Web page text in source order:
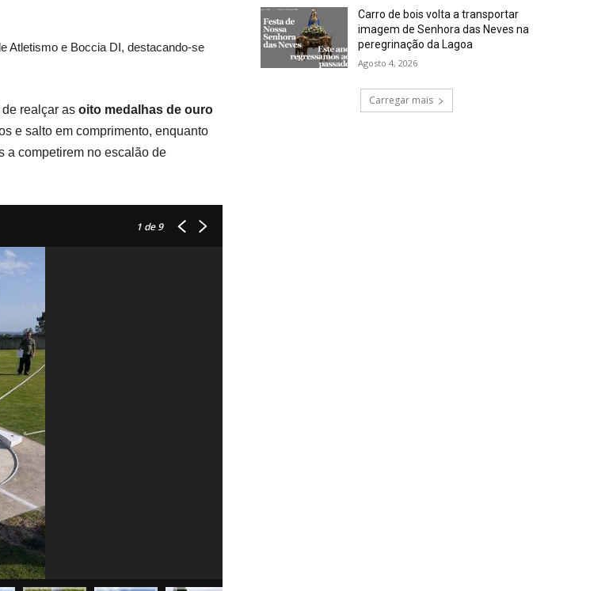
Atletismo e Boccia DI, destacando-se
de realçar as oito medalhas de ouro
e salto em comprimento, enquanto
a competirem no escalão de
1 de 9
Carro de bois volta a transportar
imagem de Senhora das Neves na
peregrinação da Lagoa
Agosto 4, 2026
Carregar mais